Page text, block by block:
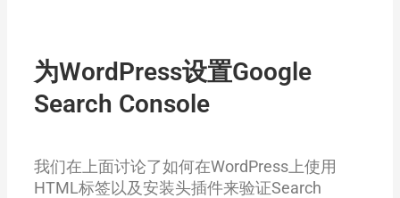
为WordPress设置Google
Search Console
我们在上面讨论了如何在WordPress上使用
HTML标签以及安装头插件来验证Search